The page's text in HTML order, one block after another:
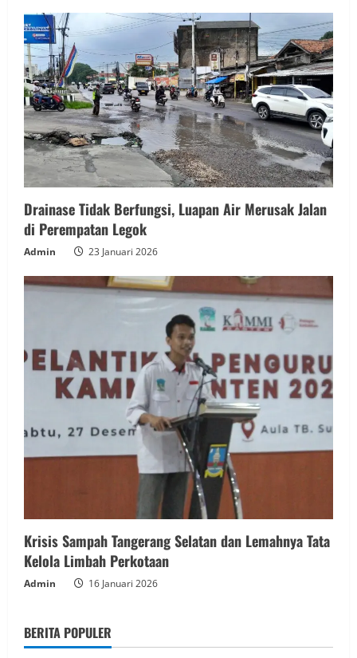
Drainase Tidak Berfungsi, Luapan Air Merusak Jalan
di Perempatan Legok
Admin 23 Januari 2026
Krisis Sampah Tangerang Selatan dan Lemahnya Tata
Kelola Limbah Perkotaan
Admin 16 Januari 2026
BERITA POPULER